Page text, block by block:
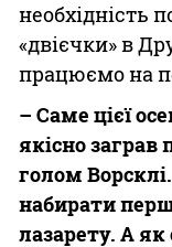
необхідність
«двієчки» в
працюємо на
– Саме цієї
якісно
голом
набирати
лазарету. А